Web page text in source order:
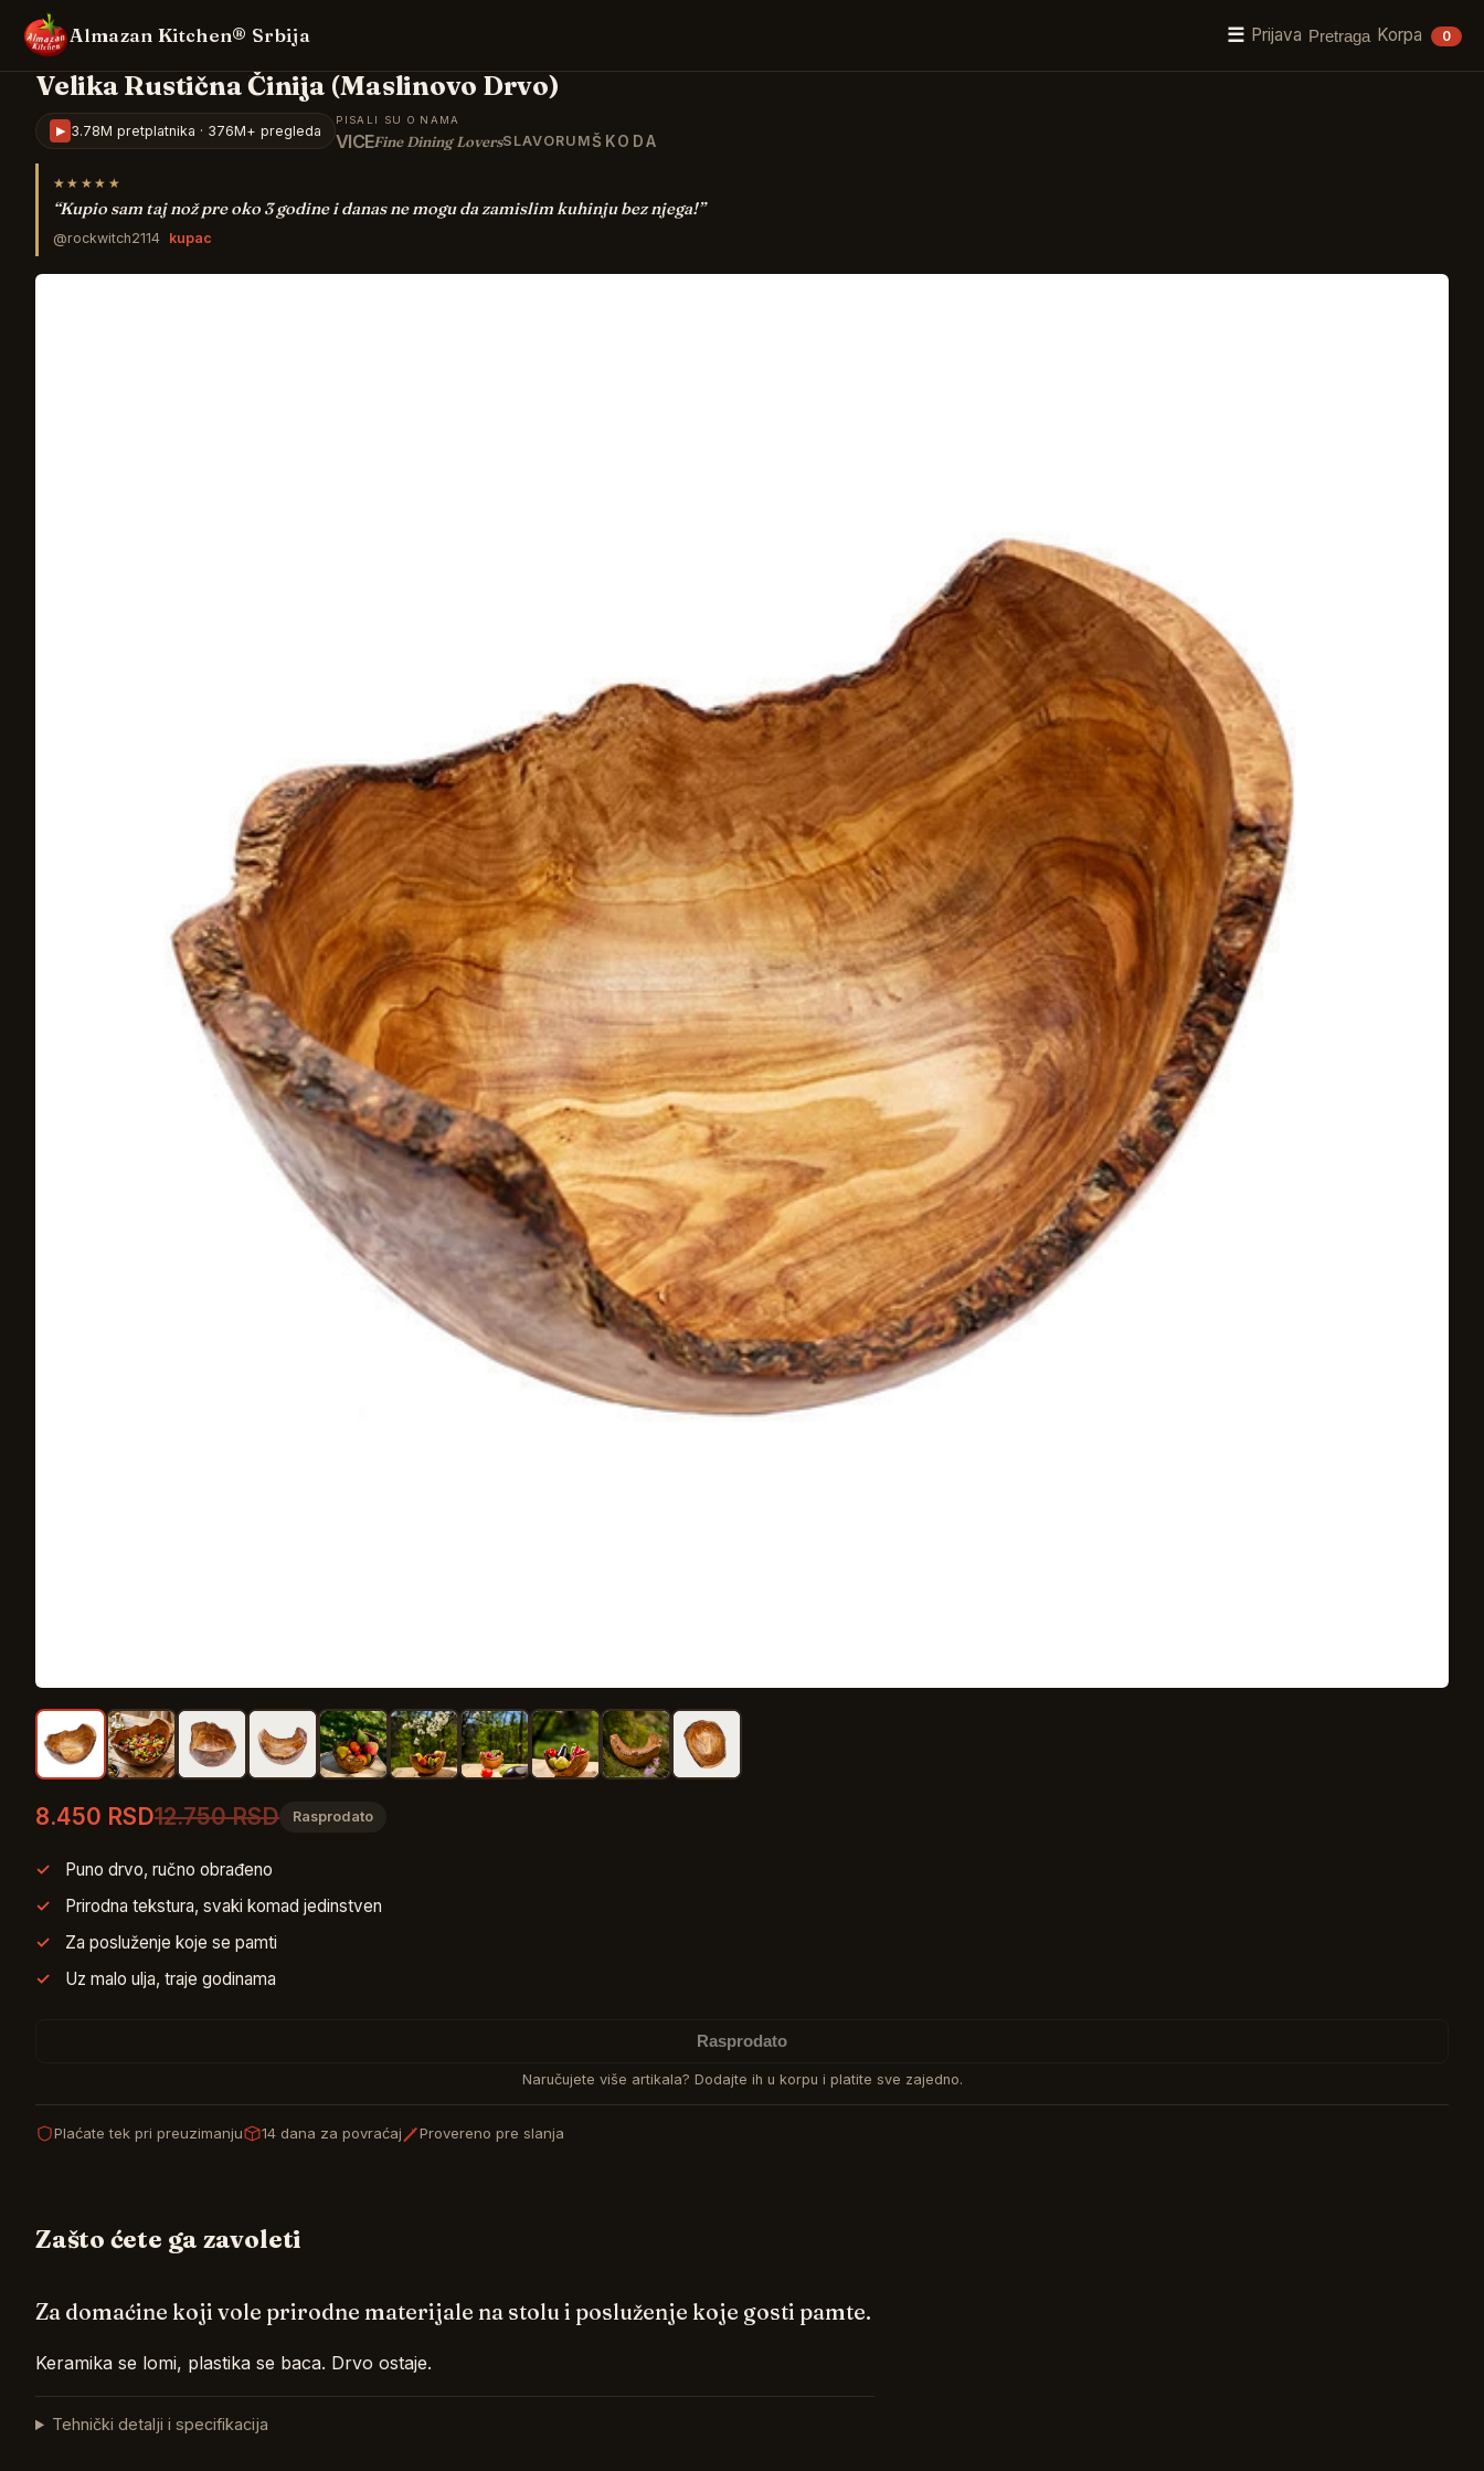
Almazan Kitchen® Srbija ☰ Prijava Pretraga Korpa 0
Velika Rustična Činija (Maslinovo Drvo)
▶ 3.78M pretplatnika · 376M+ pregleda
PISALI SU O NAMA
VICEFine Dining LoversSLAVORUMŠKODA
★★★★★
“Kupio sam taj nož pre oko 3 godine i danas ne mogu da zamislim kuhinju bez njega!”
@rockwitch2114 kupac
8.450 RSD12.750 RSD Rasprodato
Puno drvo, ručno obrađeno
Prirodna tekstura, svaki komad jedinstven
Za posluženje koje se pamti
Uz malo ulja, traje godinama
Rasprodato
Naručujete više artikala? Dodajte ih u korpu i platite sve zajedno.
Plaćate tek pri preuzimanju 14 dana za povraćaj Provereno pre slanja
Zašto ćete ga zavoleti
Za domaćine koji vole prirodne materijale na stolu i posluženje koje gosti pamte.
Keramika se lomi, plastika se baca. Drvo ostaje.
Tehnički detalji i specifikacija